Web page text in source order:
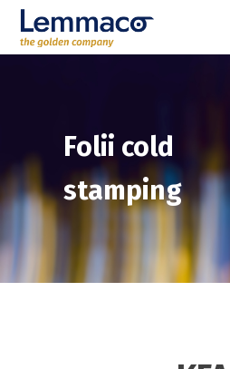
Folii cold
stamping